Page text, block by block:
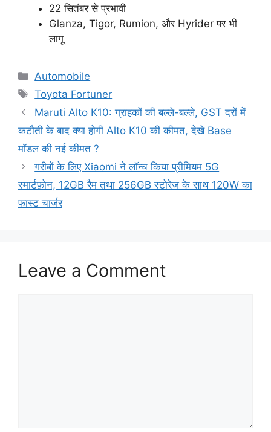
22 सितंबर से प्रभावी
Glanza, Tigor, Rumion, और Hyrider पर भी
लागू
Categories
Automobile
Tags
Toyota Fortuner
Maruti Alto K10: ग्राहकों की बल्ले-बल्ले, GST दरों में
कटौती के बाद क्या होगी Alto K10 की कीमत, देखे Base
मॉडल की नई कीमत ?
गरीबों के लिए Xiaomi ने लॉन्च किया प्रीमियम 5G
स्मार्टफ़ोन, 12GB रैम तथा 256GB स्टोरेज के साथ 120W का
फास्ट चार्जर
Leave a Comment